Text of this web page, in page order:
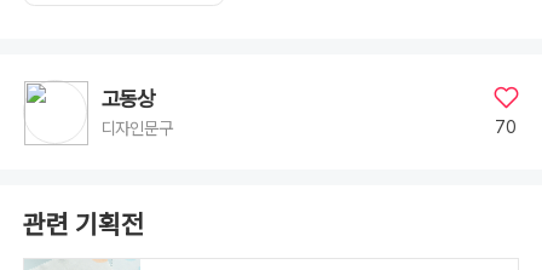
고동상
디자인문구 70
관련 기획전